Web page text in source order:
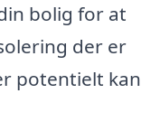
bolig for at
der er
potentielt kan